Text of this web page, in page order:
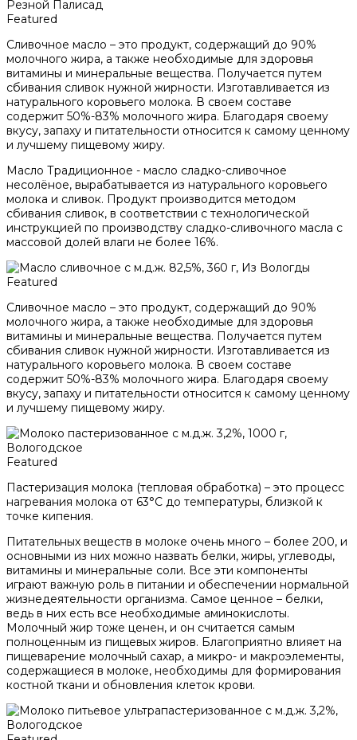
Featured
Сливочное масло – это продукт, содержащий до 90%
молочного жира, а также необходимые для здоровья
витамины и минеральные вещества. Получается путем
сбивания сливок нужной жирности. Изготавливается из
натурального коровьего молока. В своем составе
содержит 50%-83% молочного жира. Благодаря своему
вкусу, запаху и питательности относится к самому ценному
и лучшему пищевому жиру.
Масло Традиционное - масло сладко-сливочное
несолёное, вырабатывается из натурального коровьего
молока и сливок. Продукт производится методом
сбивания сливок, в соответствии с технологической
инструкцией по производству сладко-сливочного масла с
массовой долей влаги не более 16%.
Featured
Сливочное масло – это продукт, содержащий до 90%
молочного жира, а также необходимые для здоровья
витамины и минеральные вещества. Получается путем
сбивания сливок нужной жирности. Изготавливается из
натурального коровьего молока. В своем составе
содержит 50%-83% молочного жира. Благодаря своему
вкусу, запаху и питательности относится к самому ценному
и лучшему пищевому жиру.
Featured
Пастеризация молока (тепловая обработка) – это процесс
нагревания молока от 63°С до температуры, близкой к
точке кипения.
Питательных веществ в молоке очень много – более 200, и
основными из них можно назвать белки, жиры, углеводы,
витамины и минеральные соли. Все эти компоненты
играют важную роль в питании и обеспечении нормальной
жизнедеятельности организма. Самое ценное – белки,
ведь в них есть все необходимые аминокислоты.
Молочный жир тоже ценен, и он считается самым
полноценным из пищевых жиров. Благоприятно влияет на
пищеварение молочный сахар, а микро- и макроэлементы,
содержащиеся в молоке, необходимы для формирования
костной ткани и обновления клеток крови.